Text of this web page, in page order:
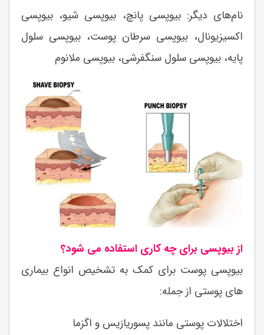
نام‌های دیگر: بیوپسی پانچ، بیوپسی شیو، بیوپسی
اکسیزیونال، بیوپسی سرطان پوست، بیوپسی سلول
پایه، بیوپسی سلول سنگفرشی، بیوپسی ملانوم
از بیوپسی برای چه کاری استفاده می شود؟
بیوپسی پوست برای کمک به تشخیص انواع بیماری
های پوستی از جمله:
اختلالات پوستی مانند پسوریازیس و اگزما